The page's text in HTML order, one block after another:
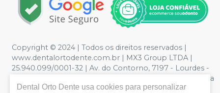
Copyright © 2024 | Todos os direitos reservados |
www.dentalortodente.com.br | MX3 Group LTDA |
25.940.099/0001-32 | Av. do Contorno, 7197 - Lourdes -
Belo Horizonte, MG | Política de Privacidade e Segurança
- Fotos meramente ilustrativas - Os preços e condições
Dental Orto Dente usa cookies para personalizar